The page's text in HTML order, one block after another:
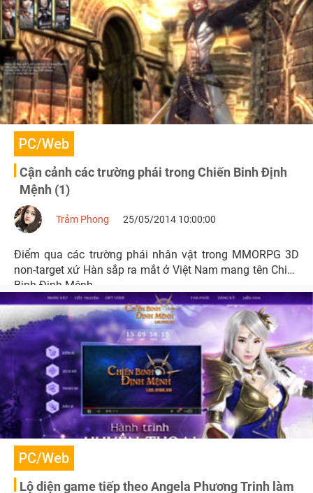
PC/Web
Cận cảnh các trường phái trong Chiến Binh Định
Mệnh (1)
Trảm Phong 25/05/2014 10:00:00
Điểm qua các trường phái nhân vật trong MMORPG 3D
non-target xứ Hàn sắp ra mắt ở Việt Nam mang tên Chiến
Binh Định Mệnh.
PC/Web
Lộ diện game tiếp theo Angela Phương Trinh làm